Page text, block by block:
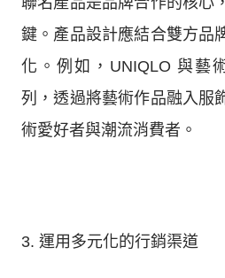
鍵。產品設計應結合雙方品
化。例如，UNIQLO 與藝
列，透過將藝術作品融入服
術愛好者與潮流消費者。
3. 運用多元化的行銷渠道